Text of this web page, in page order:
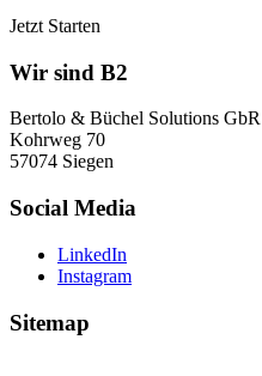
Jetzt Starten
Wir sind B2
Bertolo & Büchel Solutions GbR
Kohrweg 70
57074 Siegen
Social Media
LinkedIn
Instagram
Sitemap